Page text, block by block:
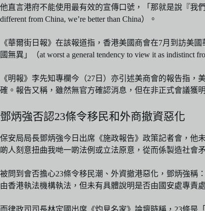
他直言港府不能使用最有效的宣傳口號，「那就是說『我們
different from China, we’re better than China）。
《華爾街日報》在該報道指，香港美國商會在7月到訪美
國無異」（at worst a general tendency to view it as indistinct
《明報》李先知專欄今（27日）亦引述美商會的報告指
確。報告又稱，雖然無官方確認消息，但在非正式會議獲
鄧炳強否認23條令移民和外商撤資惡化
保安局局長鄧炳強今日出席《施政報告》政策記者會，他
啲人刻意扭曲我哋一啲法例或立法原意，從而係製造社會
被問到會否擔心23條令移民潮、外資撤港惡化，鄧炳強稱
由香港執法機構執法，但未有具體說明是否由國安處專責
而律政司司長林定國出席《灼見名家》論壇時稱，23條